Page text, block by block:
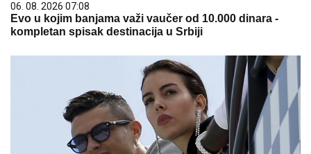
06. 08. 2026 07:08
Evo u kojim banjama važi vaučer od 10.000 dinara -
kompletan spisak destinacija u Srbiji